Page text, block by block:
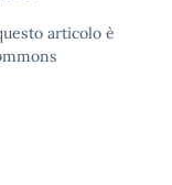
articolo è